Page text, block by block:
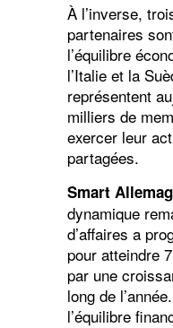
À l’inverse,
partenaires
l’équilibre
l’Italie et la
représentent
milliers de
exercer leur
partagées.
Smart
dynamique
d’affaires a
pour atteindre
par une
long de
l’équilibre